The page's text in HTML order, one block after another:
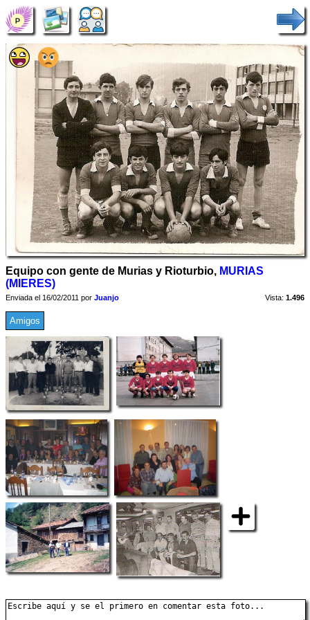
Equipo con gente de Murias y Rioturbio, MURIAS
(MIERES)
Enviada el 16/02/2011 por Juanjo Vista: 1.496
Amigos